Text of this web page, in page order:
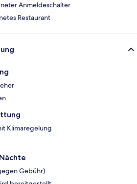
Anmeldeschalter
Restaurant
Klimaregelung
Gebühr)